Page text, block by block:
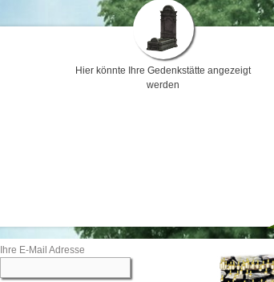
Hier könnte Ihre Gedenkstätte angezeigt
werden
Ihre E-Mail Adresse